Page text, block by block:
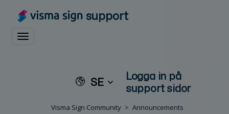
support
Toggle navigation
SE
Logga in på
support sidor
Visma Sign Community Announcements